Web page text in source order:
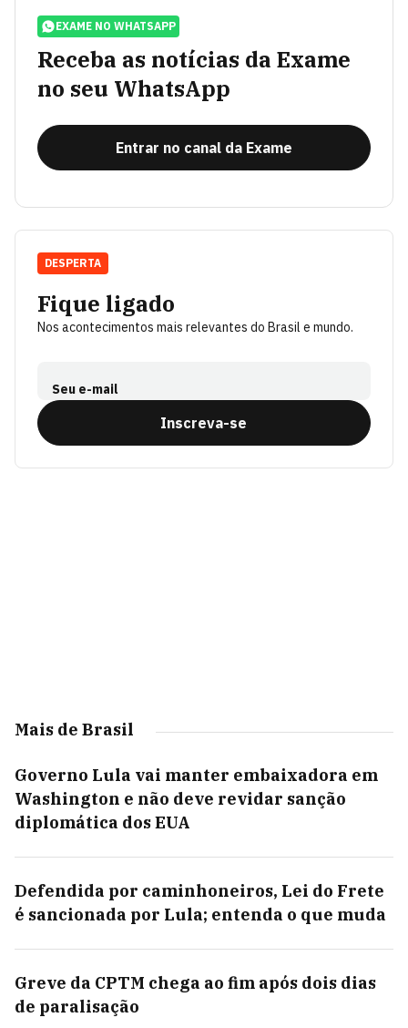
EXAME NO WHATSAPP
Receba as notícias da Exame
no seu WhatsApp
Entrar no canal da Exame
Fique ligado
Nos acontecimentos mais relevantes do Brasil e mundo.
Seu e-mail
Inscreva-se
DESPERTA
Mais de Brasil
Governo Lula vai manter embaixadora em
Washington e não deve revidar sanção
diplomática dos EUA
Defendida por caminhoneiros, Lei do Frete
é sancionada por Lula; entenda o que muda
Greve da CPTM chega ao fim após dois dias
de paralisação